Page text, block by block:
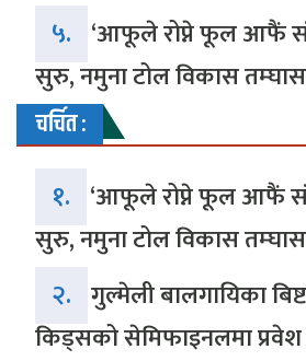
५. ‘आफूले रोप्ने फूल आफैं
सुरु, नमुना टोल विकास
चर्चित :
१. ‘आफूले रोप्ने फूल आफैं
सुरु, नमुना टोल विकास
२. गुल्मेली बालगायिका
किड्सको सेमिफाइनलमा प्रवेश